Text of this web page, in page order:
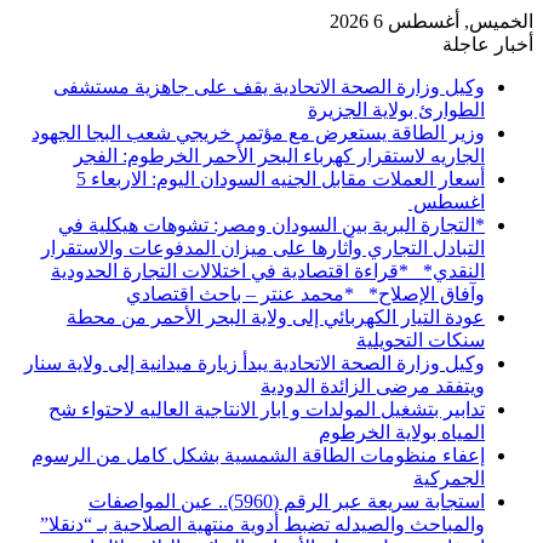
الخميس, أغسطس 6 2026
أخبار عاجلة
وكيل وزارة الصحة الاتحادية يقف على جاهزية مستشفى
الطوارئ بولاية الجزيرة
وزير الطاقة يستعرض مع مؤتمر خريجي شعب البجا الجهود
الجاريه لاستقرار كهرباء البحر الأحمر الخرطوم: الفجر
أسعار العملات مقابل الجنيه السودان اليوم: الاربعاء 5
اغسطس
*التجارة البرية بين السودان ومصر: تشوهات هيكلية في
التبادل التجاري وآثارها على ميزان المدفوعات والاستقرار
النقدي* *قراءة اقتصادية في اختلالات التجارة الحدودية
وآفاق الإصلاح* *محمد عنتر – باحث اقتصادي
عودة التيار الكهربائي إلى ولاية البحر الأحمر من محطة
سنكات التحويلية
وكيل وزارة الصحة الاتحادية يبدأ زيارة ميدانية إلى ولاية سنار
ويتفقد مرضى الزائدة الدودية
تدابير بتشغيل المولدات و ابار الانتاجية العاليه لاحتواء شح
المياه بولاية الخرطوم
إعفاء منظومات الطاقة الشمسية بشكل كامل من الرسوم
الجمركية
استجابة سريعة عبر الرقم (5960).. عين المواصفات
والمباحث والصيدله تضبط أدوية منتهية الصلاحية بـ “دنقلا”